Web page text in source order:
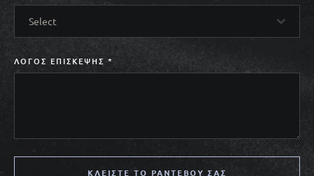
Select
ΛΌΓΟΣ ΕΠΊΣΚΕΨΗΣ *
ΚΛΕΊΣΤΕ ΤΟ ΡΑΝΤΕΒΟΎ ΣΑΣ